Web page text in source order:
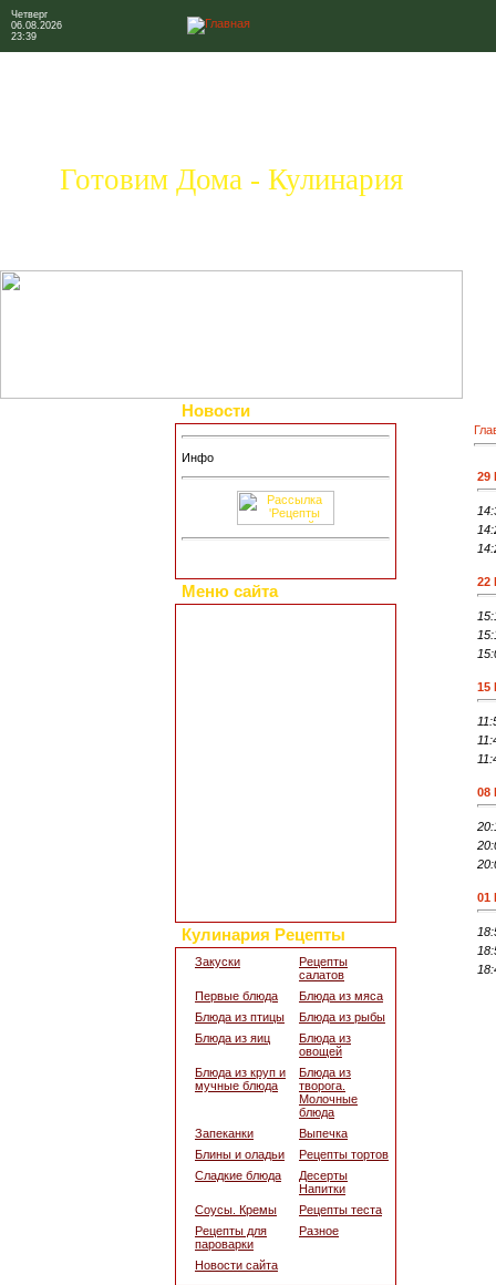
Четверг
06.08.2026
23:39
Готовим Дома - Кулинария
Новости
Инфо
Меню сайта
Кулинария Рецепты
Закуски
Рецепты
салатов
Первые блюда
Блюда из мяса
Блюда из птицы
Блюда из рыбы
Блюда из яиц
Блюда из
овощей
Блюда из круп и
мучные блюда
Блюда из
творога.
Молочные
блюда
Запеканки
Выпечка
Блины и оладьи
Рецепты тортов
Сладкие блюда
Десерты
Напитки
Соусы. Кремы
Рецепты теста
Рецепты для
пароварки
Разное
Новости сайта
29
22
15
08
01